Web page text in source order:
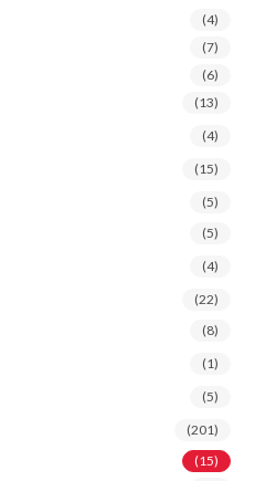
(4)
(7)
(6)
(13)
(4)
(15)
(5)
(5)
(4)
(22)
(8)
(1)
(5)
(201)
(15)